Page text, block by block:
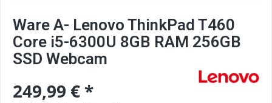
Ware A- Lenovo ThinkPad T460
Core i5-6300U 8GB RAM 256GB
SSD Webcam
249,99 € *